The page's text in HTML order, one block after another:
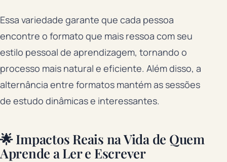
Essa variedade garante que cada pessoa
encontre o formato que mais ressoa com seu
estilo pessoal de aprendizagem, tornando o
processo mais natural e eficiente. Além disso, a
alternância entre formatos mantém as sessões
de estudo dinâmicas e interessantes.
🌟 Impactos Reais na Vida de Quem
Aprende a Ler e Escrever